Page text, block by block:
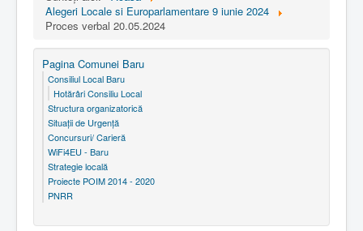
Alegeri Locale si Europarlamentare 9 iunie 2024
Proces verbal 20.05.2024
Pagina Comunei Baru
Consiliul Local Baru
Hotărâri Consiliu Local
Structura organizatorică
Situaţii de Urgenţă
Concursuri/ Carieră
WiFi4EU - Baru
Strategie locală
Proiecte POIM 2014 - 2020
PNRR